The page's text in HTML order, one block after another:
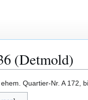
(Detmold)
Quartier-Nr. A 172,